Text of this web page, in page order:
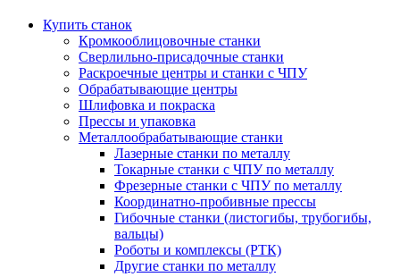
Купить станок
Кромкооблицовочные станки
Сверлильно-присадочные станки
Раскроечные центры и станки с ЧПУ
Обрабатывающие центры
Шлифовка и покраска
Прессы и упаковка
Металлообрабатывающие станки
Лазерные станки по металлу
Токарные станки с ЧПУ по металлу
Фрезерные станки с ЧПУ по металлу
Координатно-пробивные прессы
Гибочные станки (листогибы, трубогибы,
вальцы)
Роботы и комплексы (РТК)
Другие станки по металлу